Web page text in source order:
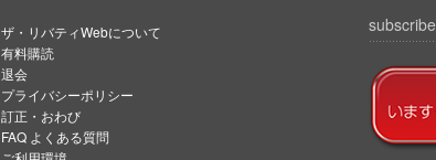
ザ・リバティWebについて
有料購読
退会
プライバシーポリシー
訂正・おわび
FAQ よくある質問
subscribe